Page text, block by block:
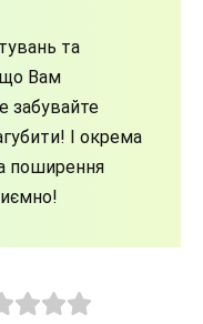
та
Вам
забувайте
І окрема
поширення